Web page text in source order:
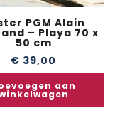
PGM Alain
– Playa 70 x
50 cm
€ 39,00
aan